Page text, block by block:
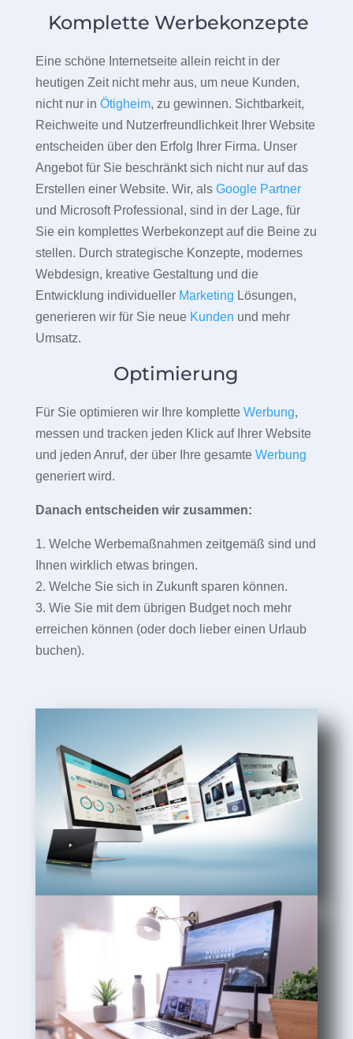
Komplette Werbekonzepte
Eine schöne Internetseite allein reicht in der
heutigen Zeit nicht mehr aus, um neue Kunden,
nicht nur in Ötigheim, zu gewinnen. Sichtbarkeit,
Reichweite und Nutzerfreundlichkeit Ihrer Website
entscheiden über den Erfolg Ihrer Firma. Unser
Angebot für Sie beschränkt sich nicht nur auf das
Erstellen einer Website. Wir, als Google Partner
und Microsoft Professional, sind in der Lage, für
Sie ein komplettes Werbekonzept auf die Beine zu
stellen. Durch strategische Konzepte, modernes
Webdesign, kreative Gestaltung und die
Entwicklung individueller Marketing Lösungen,
generieren wir für Sie neue Kunden und mehr
Umsatz.
Optimierung
Für Sie optimieren wir Ihre komplette Werbung,
messen und tracken jeden Klick auf Ihrer Website
und jeden Anruf, der über Ihre gesamte Werbung
generiert wird.
Danach entscheiden wir zusammen:
1. Welche Werbemaßnahmen zeitgemäß sind und
Ihnen wirklich etwas bringen.
2. Welche Sie sich in Zukunft sparen können.
3. Wie Sie mit dem übrigen Budget noch mehr
erreichen können (oder doch lieber einen Urlaub
buchen).